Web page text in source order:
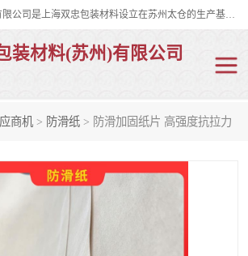
双忠包装材料（苏州）有限公司是上海双忠包装材料设立在苏州太仓的生产基地，占地约2万平米，产品主要有打孔缠绕膜，拉伸蜂窝纸，集装箱充气袋，滑托板，打包带，裹包网兜，防滑纸等箱体和托盘的运输和保护性包材。固永包材®，GooYon Pack®，是我们保护性包装材料的专属品牌。
装材料(苏州)有限公司
商机 > 防滑纸 > 防滑加固纸片 高强度抗拉力
纤维打包带
充气袋